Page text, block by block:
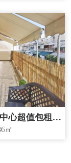
心超值包租房
㎡